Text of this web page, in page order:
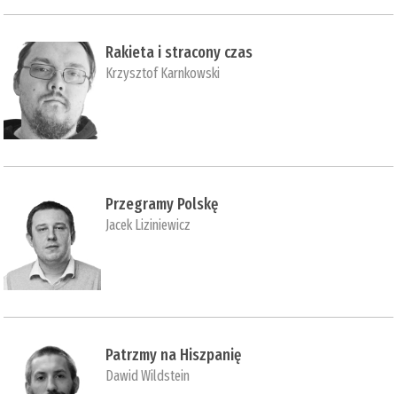
Rakieta i stracony czas
Krzysztof Karnkowski
Przegramy Polskę
Jacek Liziniewicz
Patrzmy na Hiszpanię
Dawid Wildstein